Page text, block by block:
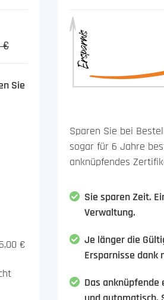
€
Sie
€
Sparen Sie bei
sogar für 6 Jahre
anknüpfendes
Sie sparen Zeit.
Verwaltung.
Je länger die
Ersparnisse dank
Das